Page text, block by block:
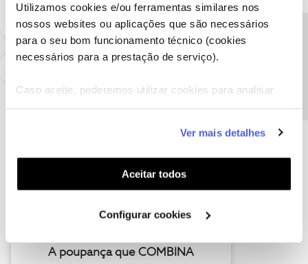
Utilizamos cookies e/ou ferramentas similares nos
nossos websites ou aplicações que são necessários
para o seu bom funcionamento técnico (cookies
necessários para a prestação de serviço).
Caso aceite, poderemos utilizar cookies para analisar
funcionalidades (cookies de personalização e
funcionalidade) e adaptar anúncios aos seus interesses
(cookies de publicidade personalizada). Pode gerir a
utilização dos cookies clicando em "Configurar
Ver mais detalhes
Aceitar todos
Configurar cookies
A poupança que COMBINA